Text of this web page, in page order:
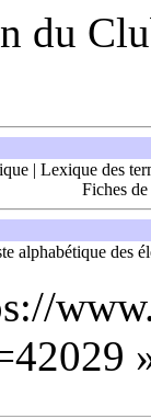
du
| Lexique des
Fiches
alphabétique des